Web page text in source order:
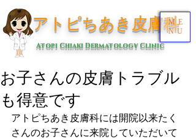
アトピちあき皮膚科
Atopi Chiaki Dermatology Clinic
ME
NU
お子さんの皮膚トラブル
も得意です
アトピちあき皮膚科には開院以来たく
さんのお子さんに来院していただいて